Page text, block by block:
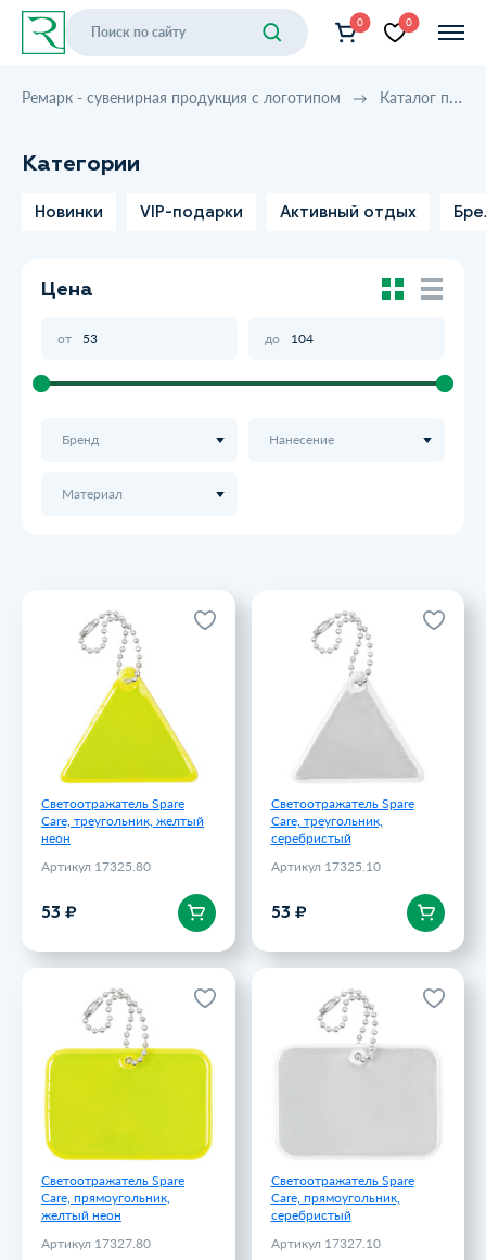
0 0
Ремарк - сувенирная продукция с логотипом Каталог продукции
Категории
Новинки VIP-подарки Активный отдых
Цена
от до
Бренд Нанесение
Материал
Светоотражатель Spare
Care, треугольник, желтый
неон
Артикул 17325.80
53 ₽
Светоотражатель Spare
Care, треугольник, желтый
Артикул 17325.80
Светоотражатель Spare
Care, треугольник,
серебристый
Артикул 17325.10
53 ₽
Светоотражатель Spare
Care, треугольник,
серебристый
Артикул 17325.10
Светоотражатель Spare
Care, прямоугольник,
желтый неон
Артикул 17327.80
Светоотражатель Spare
Care, прямоугольник,
желтый неон
Артикул 17327.80
Светоотражатель Spare
Care, прямоугольник,
серебристый
Артикул 17327.10
Светоотражатель Spare
Care, прямоугольник,
серебристый
Артикул 17327.10